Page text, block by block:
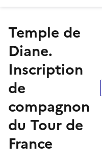
Temple de
Diane.
Inscription
de
compagnon
du Tour de
France